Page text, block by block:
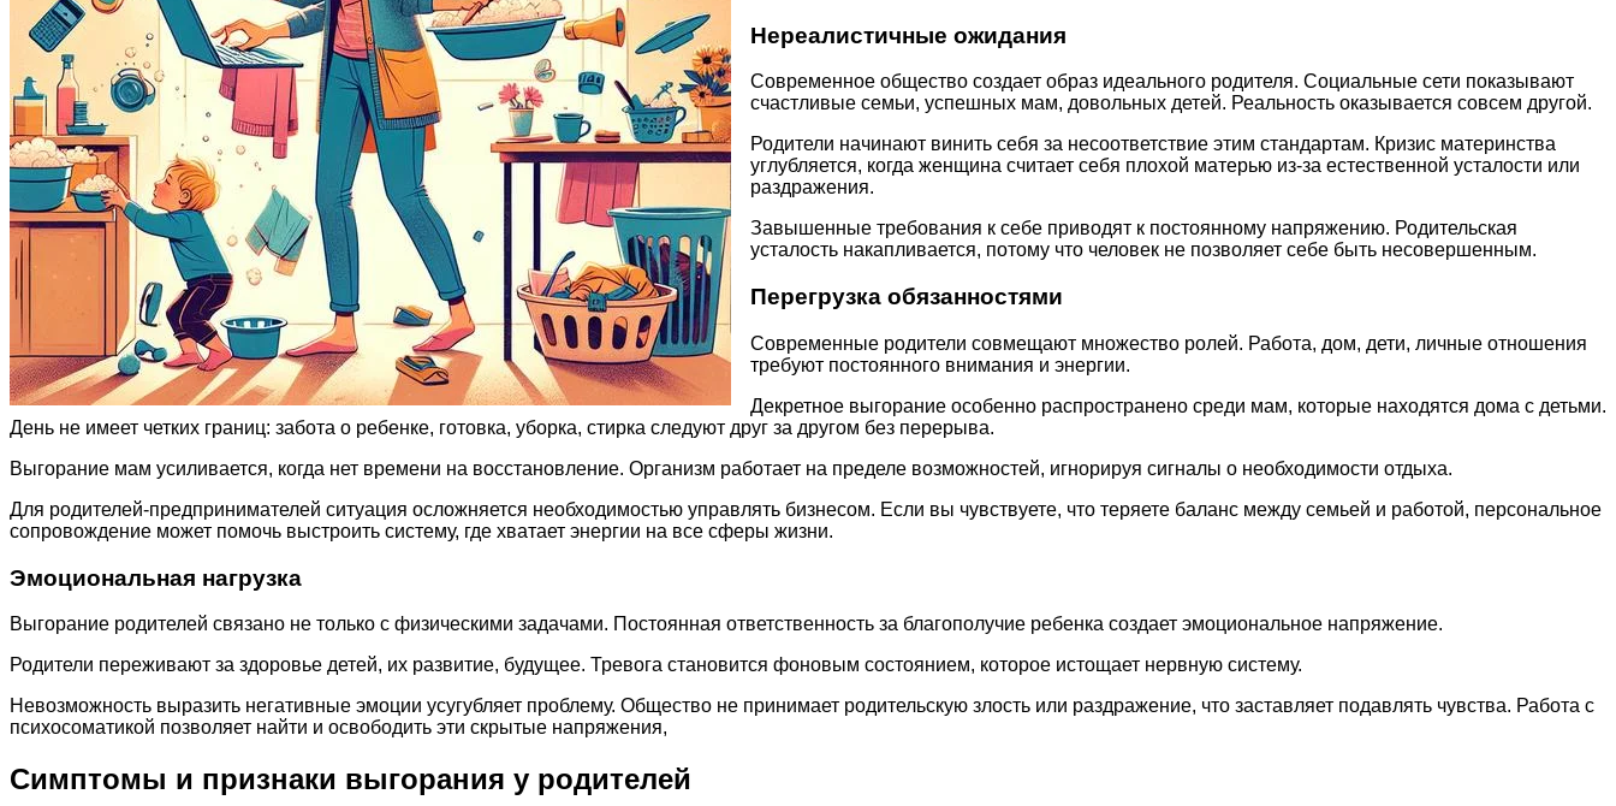
Нереалистичные ожидания
Современное общество создает образ идеального родителя. Социальные сети показывают
счастливые семьи, успешных мам, довольных детей. Реальность оказывается совсем другой.
Родители начинают винить себя за несоответствие этим стандартам. Кризис материнства
углубляется, когда женщина считает себя плохой матерью из-за естественной усталости или
раздражения.
Завышенные требования к себе приводят к постоянному напряжению. Родительская
усталость накапливается, потому что человек не позволяет себе быть несовершенным.
Перегрузка обязанностями
Современные родители совмещают множество ролей. Работа, дом, дети, личные отношения
требуют постоянного внимания и энергии.
Декретное выгорание особенно распространено среди мам, которые находятся дома с детьми.
День не имеет четких границ: забота о ребенке, готовка, уборка, стирка следуют друг за другом без перерыва.
Выгорание мам усиливается, когда нет времени на восстановление. Организм работает на пределе возможностей, игнорируя сигналы о необходимости отдыха.
Для родителей-предпринимателей ситуация осложняется необходимостью управлять бизнесом. Если вы чувствуете, что теряете баланс между семьей и работой, персональное
сопровождение может помочь выстроить систему, где хватает энергии на все сферы жизни.
Эмоциональная нагрузка
Выгорание родителей связано не только с физическими задачами. Постоянная ответственность за благополучие ребенка создает эмоциональное напряжение.
Родители переживают за здоровье детей, их развитие, будущее. Тревога становится фоновым состоянием, которое истощает нервную систему.
Невозможность выразить негативные эмоции усугубляет проблему. Общество не принимает родительскую злость или раздражение, что заставляет подавлять чувства. Работа с
психосоматикой позволяет найти и освободить эти скрытые напряжения,
Симптомы и признаки выгорания у родителей